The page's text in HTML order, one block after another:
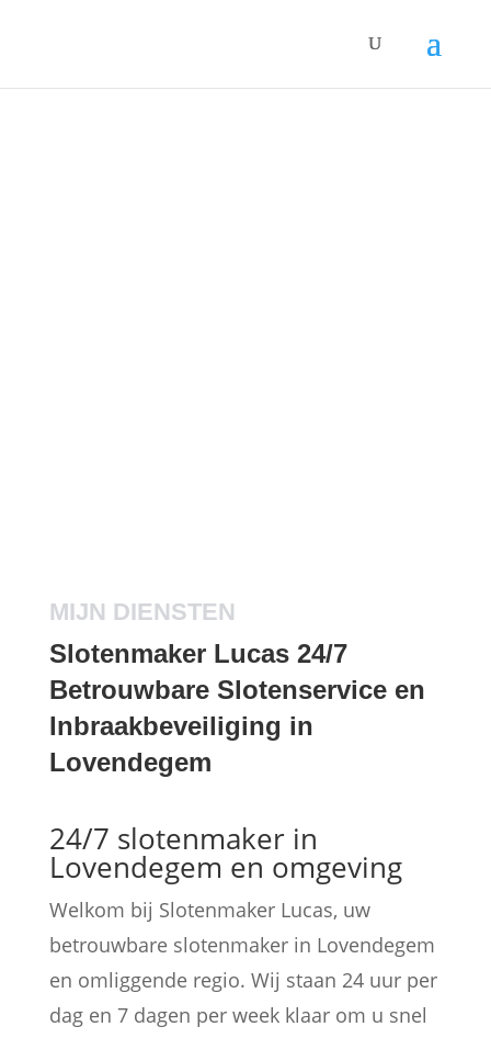
MIJN DIENSTEN
Slotenmaker Lucas 24/7
Betrouwbare Slotenservice en
Inbraakbeveiliging in
Lovendegem
24/7 slotenmaker in
Lovendegem en omgeving
Welkom bij Slotenmaker Lucas, uw
betrouwbare slotenmaker in Lovendegem
en omliggende regio. Wij staan 24 uur per
dag en 7 dagen per week klaar om u snel